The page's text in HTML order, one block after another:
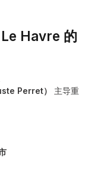
Havre 的
Perret）
主导重